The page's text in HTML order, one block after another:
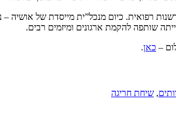
רפואית. כיום מנכל”ית מייסדת של אושיה –
שותפה להקמת ארגונים ומיזמים רבים.
– כאן.
, שיחת חריגה